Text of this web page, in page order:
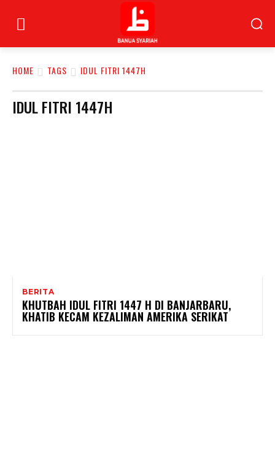
HOME TAGS IDUL FITRI 1447H
IDUL FITRI 1447H
BERITA
KHUTBAH IDUL FITRI 1447 H DI BANJARBARU,
KHATIB KECAM KEZALIMAN AMERIKA SERIKAT